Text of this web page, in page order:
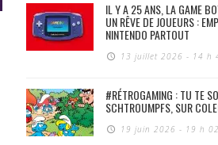
IL Y A 25 ANS, LA GAME
UN RÊVE DE JOUEURS :
NINTENDO PARTOUT
13 juillet 2026 - 14 h
#RÉTROGAMING : TU TE
SCHTROUMPFS, SUR
19 juin 2026 - 19 h 02